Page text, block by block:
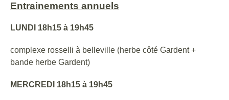
Entrainements annuels
LUNDI 18h15 à 19h45
complexe rosselli à belleville (herbe côté Gardent +
bande herbe Gardent)
MERCREDI 18h15 à 19h45